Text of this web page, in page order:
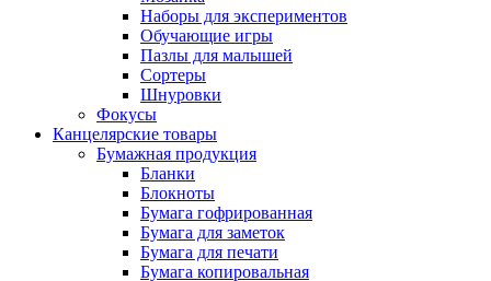
Наборы для экспериментов
Обучающие игры
Пазлы для малышей
Сортеры
Шнуровки
Фокусы
Канцелярские товары
Бумажная продукция
Бланки
Блокноты
Бумага гофрированная
Бумага для заметок
Бумага для печати
Бумага копировальная